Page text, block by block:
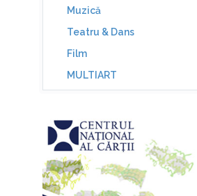
Muzică
Teatru & Dans
Film
MULTIART